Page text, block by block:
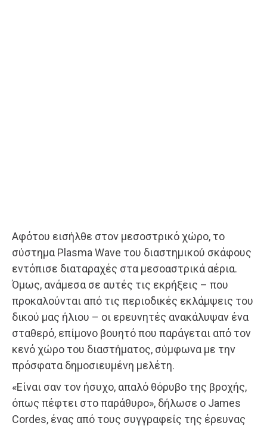
Αφότου εισήλθε στον μεσοστρικό χώρο, το
σύστημα Plasma Wave του διαστημικού σκάφους
εντόπισε διαταραχές στα μεσοαστρικά αέρια.
Όμως, ανάμεσα σε αυτές τις εκρήξεις – που
προκαλούνται από τις περιοδικές εκλάμψεις του
δικού μας ήλιου – οι ερευνητές ανακάλυψαν ένα
σταθερό, επίμονο βουητό που παράγεται από τον
κενό χώρο του διαστήματος, σύμφωνα με την
πρόσφατα δημοσιευμένη μελέτη.
«Είναι σαν τον ήσυχο, απαλό θόρυβο της βροχής,
όπως πέφτει στο παράθυρο», δήλωσε ο James
Cordes, ένας από τους συγγραφείς της έρευνας